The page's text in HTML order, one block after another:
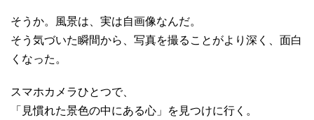
そうか。風景は、実は自画像なんだ。
そう気づいた瞬間から、写真を撮ることがより深く、面白
くなった。
スマホカメラひとつで、
「見慣れた景色の中にある心」を見つけに行く。